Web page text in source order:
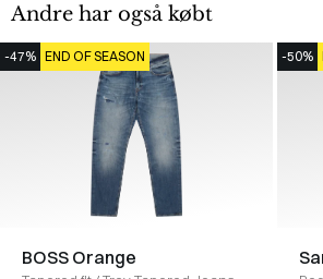
Andre har også købt
-47% END OF SEASON
BOSS Orange
-50%